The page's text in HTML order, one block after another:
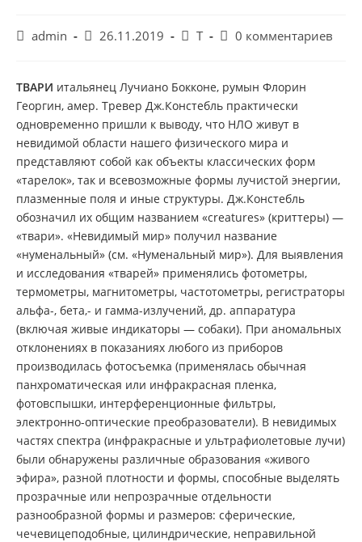
Авторadmin
Запись
26.11.2019
Рубрика
Т
Комментарии
0 комментариев
ТВАРИ итальянец Лучиано Бокконе, румын Флорин
Георгин, амер. Тревер Дж.Констебль практически
одновременно пришли к выводу, что НЛО живут в
невидимой области нашего физического мира и
представляют собой как объекты классических форм
«тарелок», так и всевозможные формы лучистой энергии,
плазменные поля и иные структуры. Дж.Констебль
обозначил их общим названием «creatures» (криттеры) —
«твари». «Невидимый мир» получил название
«нуменальный» (см. «Нуменальный мир»). Для выявления
и исследования «тварей» применялись фотометры,
термометры, магнитометры, частотометры, регистраторы
альфа-, бета,- и гамма-излучений, др. аппаратура
(включая живые индикаторы — собаки). При аномальных
отклонениях в показаниях любого из приборов
производилась фотосъемка (применялась обычная
панхроматическая или инфракрасная пленка,
фотовспышки, интерференционные фильтры,
электронно-оптические преобразователи). В невидимых
частях спектра (инфракрасные и ультрафиолетовые лучи)
были обнаружены различные образования «живого
эфира», разной плотности и формы, способные выделять
прозрачные или непрозрачные отдельности
разнообразной формы и размеров: сферические,
чечевицеподобные, цилиндрические, неправильной